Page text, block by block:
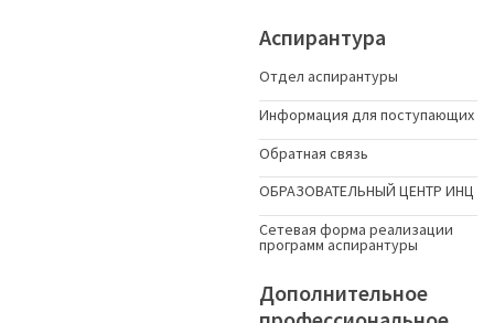
Аспирантура
Отдел аспирантуры
Информация для поступающих
Обратная связь
ОБРАЗОВАТЕЛЬНЫЙ ЦЕНТР ИНЦ
Сетевая форма реализации
программ аспирантуры
Дополнительное